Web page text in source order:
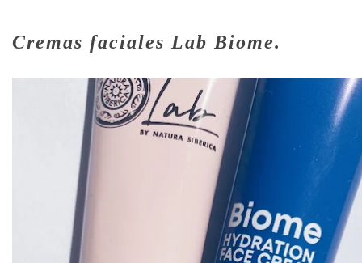
Cremas faciales Lab Biome.